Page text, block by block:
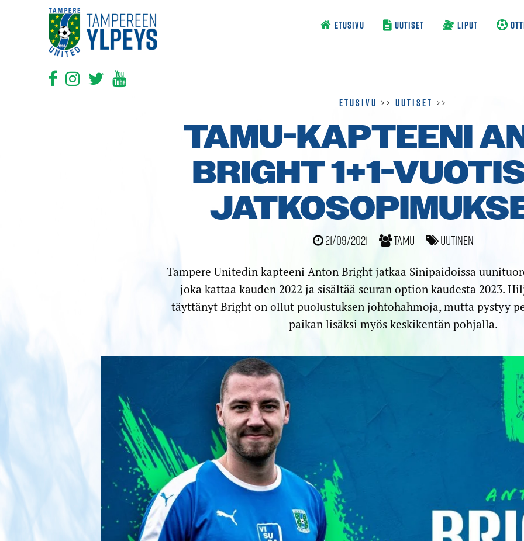
ETUSIVU UUTISET LIPUT
Etusivu >> Uutiset >>
TAMU-KAPTEENI
BRIGHT 1+1-
21/09/2021 TamU Uutinen
Tampere Unitedin kapteeni Anton Bright jatkaa Sinipaidoissa
joka kattaa kauden 2022 ja sisältää seuran option kaudesta 2023.
täyttänyt Bright on ollut puolustuksen johtohahmoja, mutta pystyy
paikan lisäksi myös keskikentän pohjalla.